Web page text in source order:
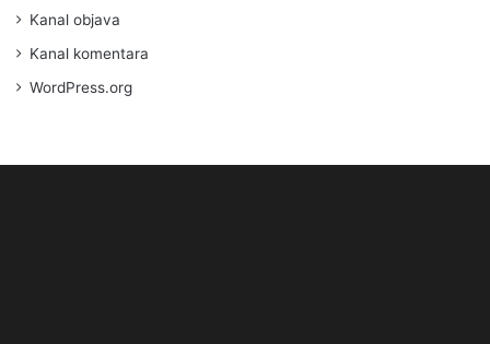
Kanal objava
Kanal komentara
WordPress.org